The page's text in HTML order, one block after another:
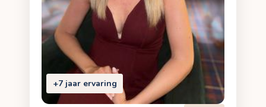
+7 jaar ervaring